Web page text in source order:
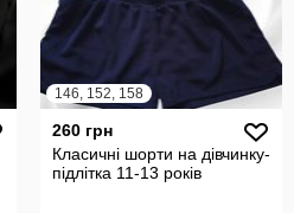
146, 152, 158
260 грн
Класичні шорти на дівчинку-
підлітка 11-13 років